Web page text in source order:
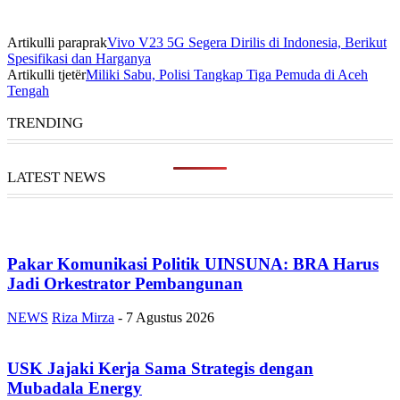
Artikulli paraprakVivo V23 5G Segera Dirilis di Indonesia, Berikut
Spesifikasi dan Harganya
Artikulli tjetërMiliki Sabu, Polisi Tangkap Tiga Pemuda di Aceh
Tengah
TRENDING
LATEST NEWS
Pakar Komunikasi Politik UINSUNA: BRA Harus
Jadi Orkestrator Pembangunan
NEWS Riza Mirza - 7 Agustus 2026
USK Jajaki Kerja Sama Strategis dengan
Mubadala Energy